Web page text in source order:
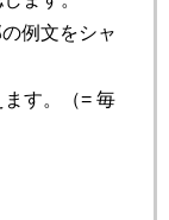
例文をシャ
す。（= 毎